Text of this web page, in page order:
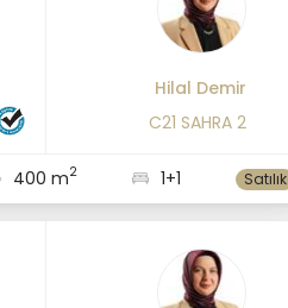
Hilal Demir
C21 SAHRA 2
400 m2 1+1 Satılık